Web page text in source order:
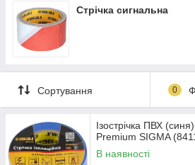
Стрічка сигнальна
Сортування 0
Ізострічка ПВХ
Premium SIGMA
В наявності